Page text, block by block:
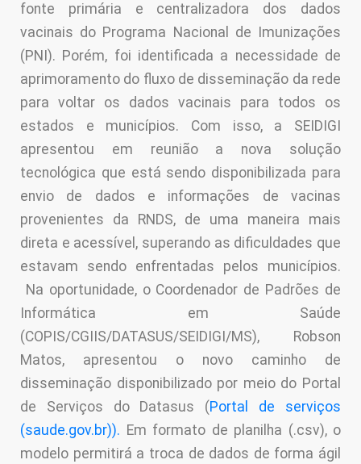
fonte primária e centralizadora dos dados
vacinais do Programa Nacional de Imunizações
(PNI). Porém, foi identificada a necessidade de
aprimoramento do fluxo de disseminação da rede
para voltar os dados vacinais para todos os
estados e municípios. Com isso, a SEIDIGI
apresentou em reunião a nova solução
tecnológica que está sendo disponibilizada para
envio de dados e informações de vacinas
provenientes da RNDS, de uma maneira mais
direta e acessível, superando as dificuldades que
estavam sendo enfrentadas pelos municípios.
Na oportunidade, o Coordenador de Padrões de
Informática em Saúde
(COPIS/CGIIS/DATASUS/SEIDIGI/MS), Robson
Matos, apresentou o novo caminho de
disseminação disponibilizado por meio do Portal
de Serviços do Datasus (Portal de serviços
(saude.gov.br)). Em formato de planilha (.csv), o
modelo permitirá a troca de dados de forma ágil